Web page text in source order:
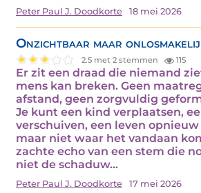
Peter Paul J. Doodkorte 18 mei 2026
Onzichtbaar maar
2.5 met 2 stemmen 115
Er zit een draad die niemand
mens kan breken. Geen
afstand, geen zorgvuldig
Je kunt een kind verplaatsen,
verschuiven, een leven
maar niet waar het vandaan
zachte echo van een stem die
niet de schaduw…
Peter Paul J. Doodkorte 17 mei 2026